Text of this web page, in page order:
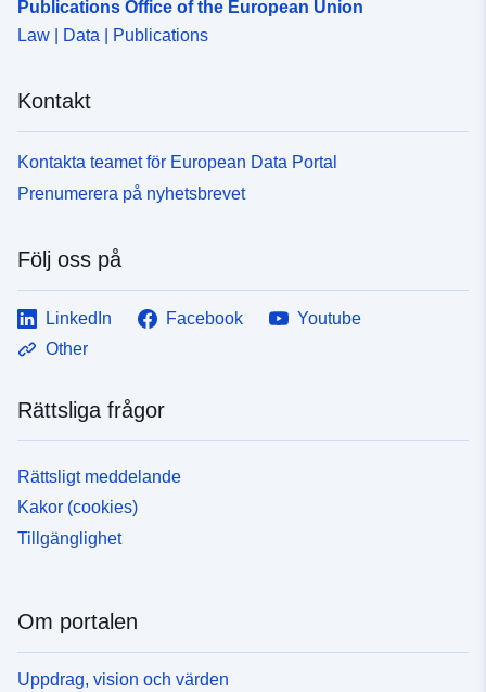
Publications Office of the European Union
Law | Data | Publications
Kontakt
Kontakta teamet för European Data Portal
Prenumerera på nyhetsbrevet
Följ oss på
LinkedIn Facebook
Youtube
Other
Rättsliga frågor
Rättsligt meddelande
Kakor (cookies)
Tillgänglighet
Om portalen
Uppdrag, vision och värden